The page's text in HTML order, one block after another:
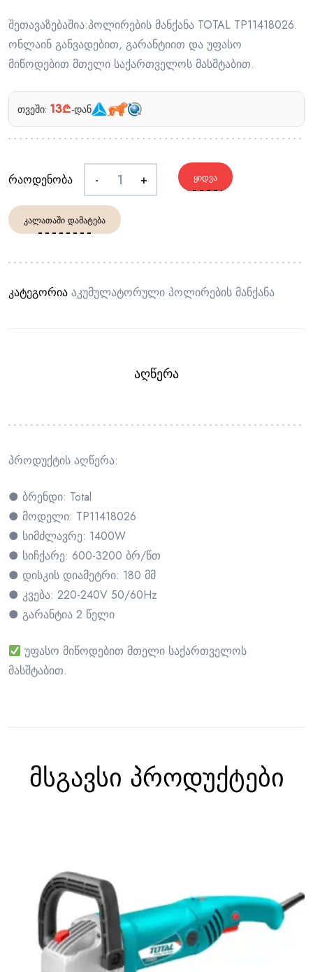
შეთავაზებაშია:პოლირების მანქანა TOTAL TP11418026.
ონლაინ განვადებით, გარანტიით და უფასო
მიწოდებით მთელი საქართველოს მასშტაბით.
თვეში: 13₾-დან
რაოდენობა - + ᲧᲘᲓᲕᲐ
ᲙᲐᲚᲐᲗᲐᲨᲘ ᲓᲐᲛᲐᲢᲔᲑᲐ
კატეგორია Აკუმულატორული Პოლირების Მანქანა
ᲐᲦᲬᲔᲠᲐ
პროდუქტის აღწერა:
● ბრენდი: Total
● მოდელი: TP11418026
● სიმძლავრე: 1400W
● სიჩქარე: 600-3200 ბრ/წთ
● დისკის დიამეტრი: 180 მმ
● კვება: 220-240V 50/60Hz
● გარანტია 2 წელი
უფასო მიწოდებით მთელი საქართველოს
მასშტაბით.
მსგავსი პროდუქტები